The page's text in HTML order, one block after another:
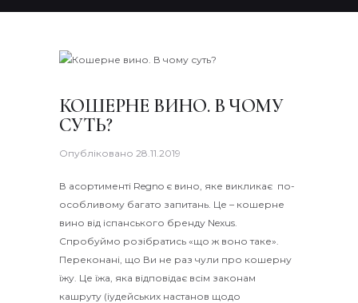
КОШЕРНЕ ВИНО. В ЧОМУ
СУТЬ?
Опубліковано 28.11.2019
В асортименті Regno є вино, яке викликає по-
особливому багато запитань. Це – кошерне
вино від іспанського бренду Nexus.
Спробуймо розібратись «що ж воно таке».
Переконані, що Ви не раз чули про кошерну
їжу. Це їжа, яка відповідає всім законам
кашруту (іудейських настанов щодо